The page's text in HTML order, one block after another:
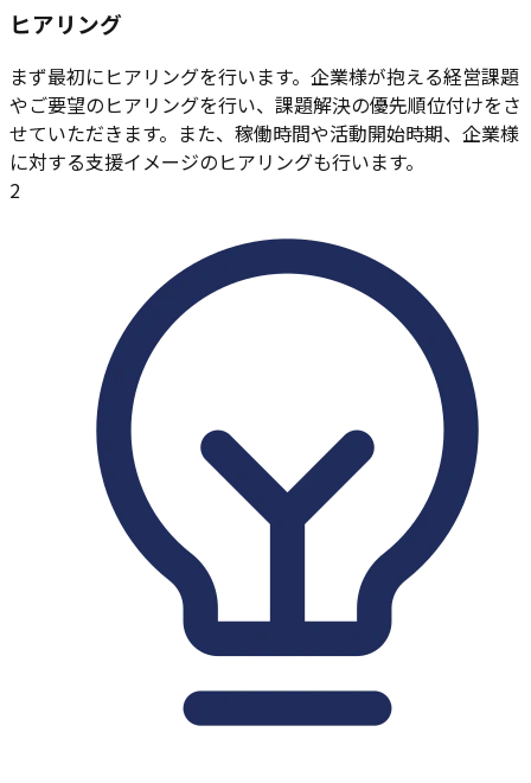
ヒアリング
まず最初にヒアリングを行います。企業様が抱える経営課題
やご要望のヒアリングを行い、課題解決の優先順位付けをさ
せていただきます。また、稼働時間や活動開始時期、企業様
に対する支援イメージのヒアリングも行います。
2